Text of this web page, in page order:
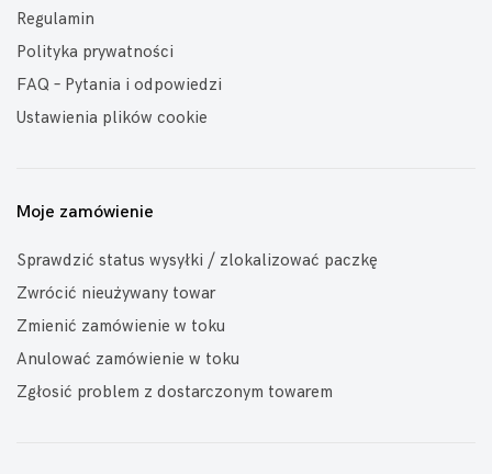
Regulamin
Polityka prywatności
FAQ – Pytania i odpowiedzi
Ustawienia plików cookie
Moje zamówienie
Sprawdzić status wysyłki / zlokalizować paczkę
Zwrócić nieużywany towar
Zmienić zamówienie w toku
Anulować zamówienie w toku
Zgłosić problem z dostarczonym towarem